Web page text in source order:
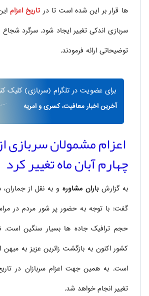
ها قرار بر این شده است تا درتاریخ اعزام
سربازی اندکی تغییر ایجاد شود. سرگرد شجاع
توضیحاتی ارائه فرمودند.
برای عضویت در تلگرام (سربازی) کلیک
آخرین اخبار معافیت، کسری و امریه
اعزام مشمولان سربازی
چهارم آبان ماه تغییر کرد
به گزارشباران مشاوره و به نقل از
حجم ترافیک جاده ها بسیار سنگین است.
کشور اکنون به بازگشت زائرین عزیز به
تغییر انجام خواهد شد.